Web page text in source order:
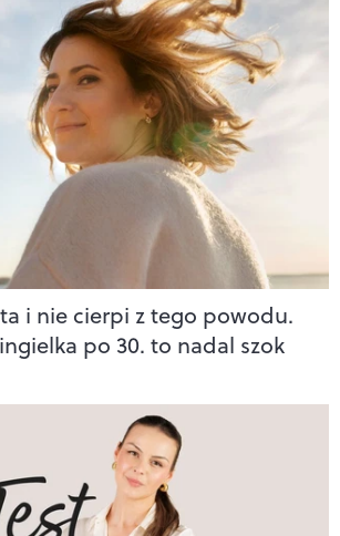
i nie cierpi z tego powodu.
po 30. to nadal szok